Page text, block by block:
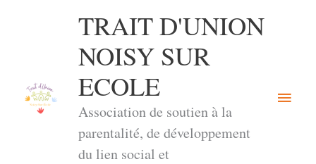
TRAIT D'UNION
NOISY SUR
ECOLE
Association de soutien à la
parentalité, de développement
du lien social et
Menu